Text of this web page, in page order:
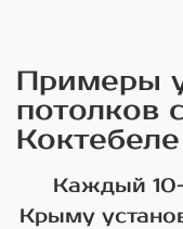
Примеры
потолков
Коктебеле
Каждый
Крыму